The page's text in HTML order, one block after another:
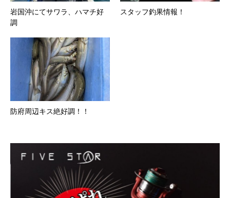
岩国沖にてサワラ、ハマチ好
調
スタッフ釣果情報！
防府周辺キス絶好調！！